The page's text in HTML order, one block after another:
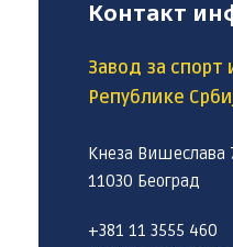
Контакт
Завод за спорт
Републике
Кнеза Вишеслава
11030 Београд
+381 11 3555 460